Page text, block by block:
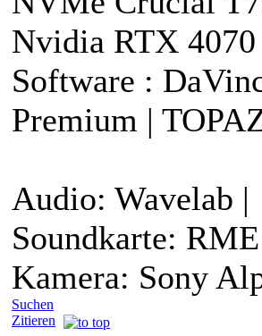
Nvidia RTX 4070
Software :
Premium |
Audio: Wavelab
Soundkarte:
Kamera: Sony
Suchen
Zitieren